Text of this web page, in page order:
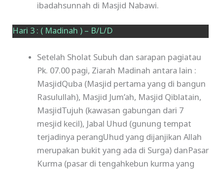
ibadahsunnah di Masjid Nabawi.
Hari 3 : ( Madinah ) – B/L/D
Setelah Sholat Subuh dan sarapan pagiatau
Pk. 07.00 pagi, Ziarah Madinah antara lain :
MasjidQuba (Masjid pertama yang di bangun
Rasulullah), Masjid Jum’ah, Masjid Qiblatain,
MasjidTujuh (kawasan gabungan dari 7
mesjid kecil), Jabal Uhud (gunung tempat
terjadinya perangUhud yang dijanjikan Allah
merupakan bukit yang ada di Surga) danPasar
Kurma (pasar di tengahkebun kurma yang